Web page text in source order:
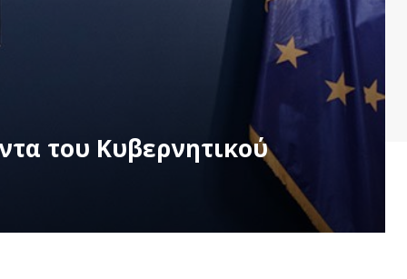
του Κυβερνητικού